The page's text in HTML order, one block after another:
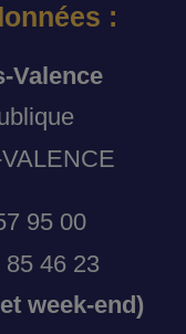
:
Valence
95 00
46 23
week-end)